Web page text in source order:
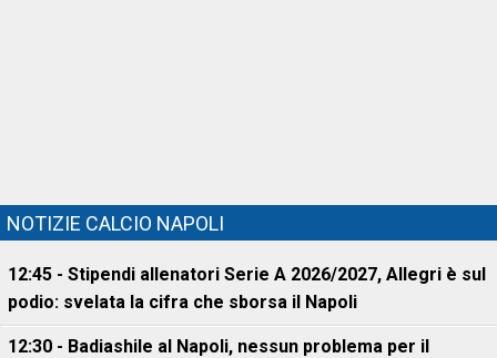
NOTIZIE CALCIO NAPOLI
12:45 - Stipendi allenatori Serie A 2026/2027, Allegri è sul
podio: svelata la cifra che sborsa il Napoli
12:30 - Badiashile al Napoli, nessun problema per il